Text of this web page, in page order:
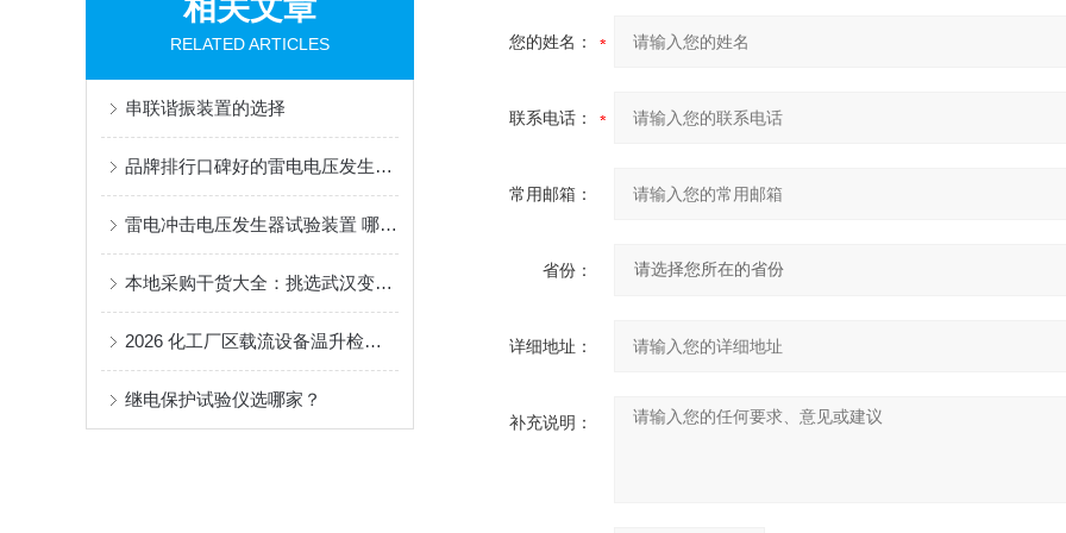
相关文章
RELATED ARTICLES
串联谐振装置的选择
品牌排行口碑好的雷电电压发生器试验装置，化工高压设备防雷检测方案
雷电冲击电压发生器试验装置 哪家口碑好，用户真实评价解析
本地采购干货大全：挑选武汉变压器测试台厂家，7个核心点一定要记牢！
2026 化工厂区载流设备温升检测设备怎么选：武汉特高压工况适配优势解析
继电保护试验仪选哪家？
您的姓名：
联系电话：
常用邮箱：
省份：
详细地址：
补充说明：